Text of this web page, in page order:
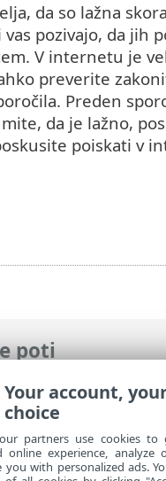
poti
družbe ESET>
>E-poštne grožnje
da so lažna
vas pozivajo, da jih
V internetu je
preverite
Preden
da je lažno,
poiskati v
Your account,
choice
partners use cookies to
online experience, analyze
you with personalized ads.